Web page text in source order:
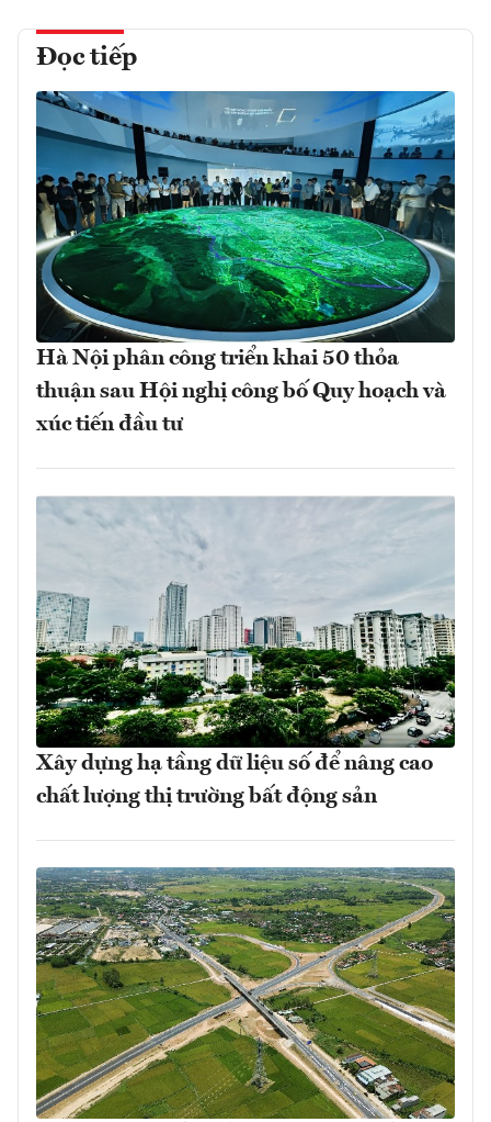
Đọc tiếp
Hà Nội phân công triển khai 50 thỏa
thuận sau Hội nghị công bố Quy hoạch và
xúc tiến đầu tư
Xây dựng hạ tầng dữ liệu số để nâng cao
chất lượng thị trường bất động sản